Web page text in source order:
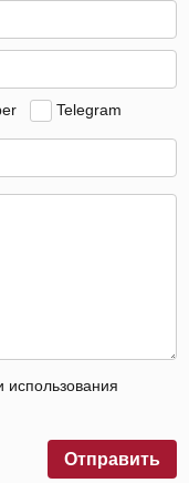
Telegram
использования
Отправить